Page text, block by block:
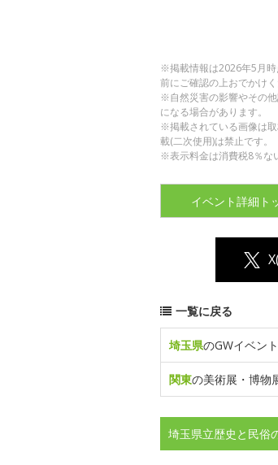
※掲載情報は2026年5月時
前にご確認の上おでかけく
※自然災害の影響やその
になる場合があります。
※掲載されている画像は
載(二次使用)は禁止です。
※表示料金は消費税8％な
イベント詳細 ト
一覧に戻る
埼玉県のGWイベン
関東の美術展・博物
埼玉県立歴史と民俗